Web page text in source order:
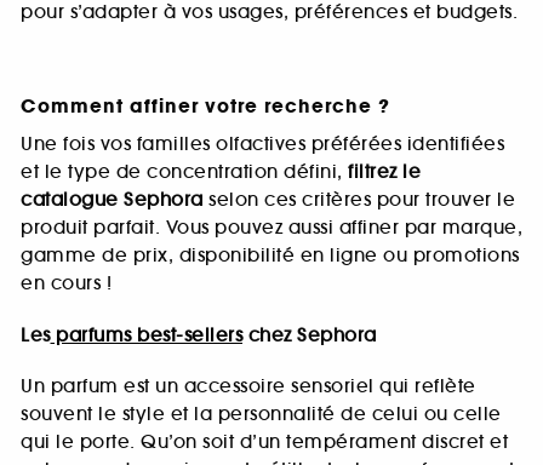
pour s’adapter à vos usages, préférences et budgets.
Comment affiner votre recherche ?
Une fois vos familles olfactives préférées identifiées
et le type de concentration défini, filtrez le
catalogue Sephora selon ces critères pour trouver le
produit parfait. Vous pouvez aussi affiner par marque,
gamme de prix, disponibilité en ligne ou promotions
en cours !
Lesparfums best-sellerschez Sephora
Un parfum est un accessoire sensoriel qui reflète
souvent le style et la personnalité de celui ou celle
qui le porte. Qu’on soit d’un tempérament discret et